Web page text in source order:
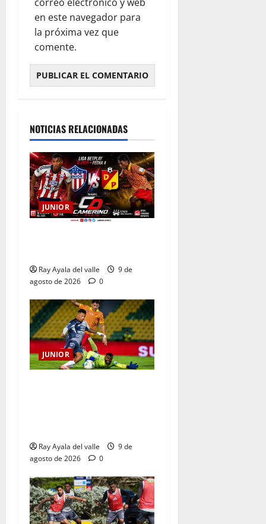
en este navegador para
la próxima vez que
comente.
NOTICIAS RELACIONADAS
JUNIOR
Ray Ayala del valle
9 de
agosto de 2026
0
JUNIOR
Ray Ayala del valle
9 de
agosto de 2026
0